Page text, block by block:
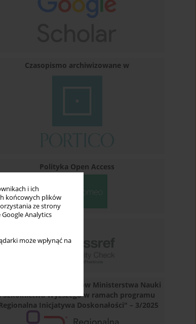
i ich
końcowych plików
ze strony
Analytics
może wpłynąć na
Czasopismo archiwizowane w
Polityka Open Access
ze środków Ministerstwa Nauki
Szkolnictwa Wyższego w ramach programu
Inicjatywa Doskonałości" – 3/2025